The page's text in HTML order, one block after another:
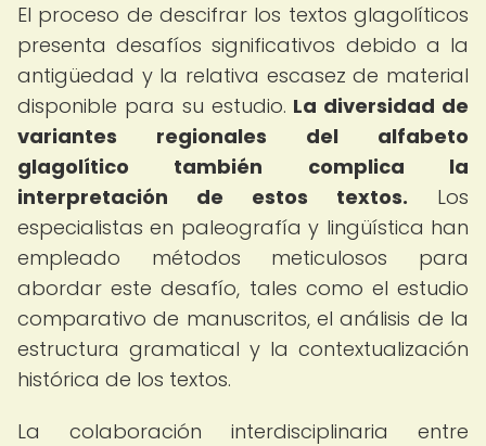
El proceso de descifrar los textos glagolíticos
presenta desafíos significativos debido a la
antigüedad y la relativa escasez de material
disponible para su estudio. La diversidad de
variantes regionales del alfabeto
glagolítico también complica la
interpretación de estos textos. Los
especialistas en paleografía y lingüística han
empleado métodos meticulosos para
abordar este desafío, tales como el estudio
comparativo de manuscritos, el análisis de la
estructura gramatical y la contextualización
histórica de los textos.
La colaboración interdisciplinaria entre